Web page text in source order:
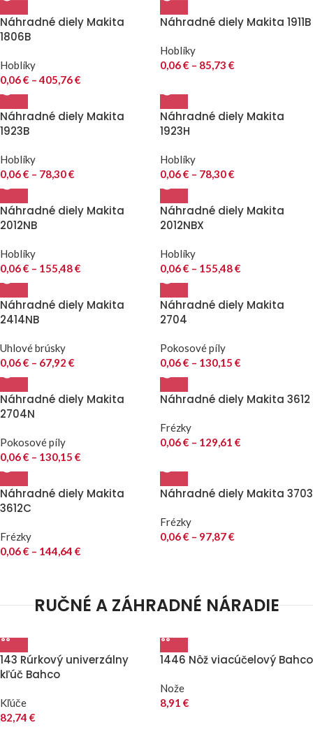
Náhradné diely Makita
1806B
Hoblíky
0,06€ – 405,76€
Náhradné diely Makita 1911B
Hoblíky
0,06€ – 85,73 €
Náhradné diely Makita
1923B
Hoblíky
0,06€ – 78,30€
Náhradné diely Makita
1923H
Hoblíky
0,06€ – 78,30€
Náhradné diely Makita
2012NB
Hoblíky
0,06€ – 155,48€
Náhradné diely Makita
2012NBX
Hoblíky
0,06€ – 155,48€
Náhradné diely Makita
2414NB
Uhlové brúsky
0,06€ – 67,92 €
Náhradné diely Makita
2704
Pokosové píly
0,06€ – 130,15 €
Náhradné diely Makita
2704N
Pokosové píly
0,06€ – 130,15 €
Náhradné diely Makita 3612
Frézky
0,06€ – 129,61 €
Náhradné diely Makita
3612C
Frézky
0,06€ – 144,64 €
Náhradné diely Makita 3703
Frézky
0,06€ – 97,87€
RUČNÉ A ZÁHRADNÉ NÁRADIE
143 Rúrkový univerzálny
kľúč Bahco
Kľúče
82,74 €
1446 Nôž viacúčelový Bahco
Nože
8,91 €